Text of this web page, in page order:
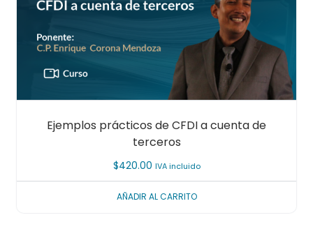
Ejemplos prácticos de CFDI a cuenta de
terceros
$420.00 IVA incluido
AÑADIR AL CARRITO